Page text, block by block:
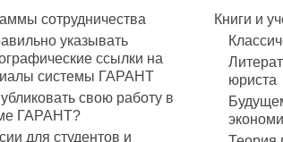
сотрудничества
указывать
ссылки на
системы ГАРАНТ
свою работу в
ГАРАНТ?
для студентов и
Книги и
юриста